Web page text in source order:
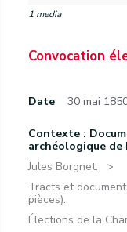
1 media
Convocation
Date 30 mai
Contexte :
archéologique de
Jules Borgnet.
Tracts et
pièces).
Élections de la